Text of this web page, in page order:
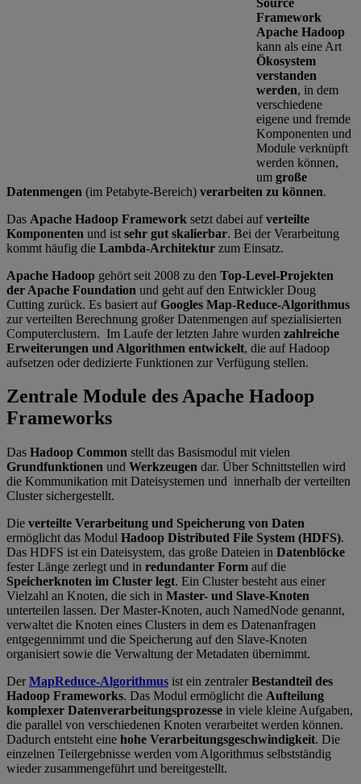
Framework
Apache Hadoop
kann als eine Art
Ökosystem
verstanden
werden, in dem
verschiedene
eigene und fremde
Komponenten und
Module verknüpft
werden können,
um große
Datenmengen (im Petabyte-Bereich) verarbeiten zu können.
Das Apache Hadoop Framework setzt dabei aufverteilte
Komponenten und ist sehr gut skalierbar. Bei der Verarbeitung
kommt häufig die Lambda-Architektur zum Einsatz.
Apache Hadoop gehört seit 2008 zu den Top-Level-Projekten
der Apache Foundation und geht auf den Entwickler Doug
Cutting zurück. Es basiert aufGoogles Map-Reduce-Algorithmus
zur verteilten Berechnung großer Datenmengen auf spezialisierten
Computerclustern. Im Laufe der letzten Jahre wurden zahlreiche
Erweiterungen und Algorithmen entwickelt, die auf Hadoop
aufsetzen oder dedizierte Funktionen zur Verfügung stellen.
Zentrale Module des Apache Hadoop
Frameworks
Das Hadoop Common stellt das Basismodul mit vielen
Grundfunktionen und Werkzeugen dar. Über Schnittstellen wird
die Kommunikation mit Dateisystemen und innerhalb der verteilten
Cluster sichergestellt.
Die verteilte Verarbeitung und Speicherung von Daten
ermöglicht das Modul Hadoop Distributed File System (HDFS).
Das HDFS ist ein Dateisystem, das große Dateien in Datenblöcke
fester Länge zerlegt und in redundanter Form auf die
Speicherknoten im Cluster legt. Ein Cluster besteht aus einer
Vielzahl an Knoten, die sich in Master- und Slave-Knoten
unterteilen lassen. Der Master-Knoten, auch NamedNode genannt,
verwaltet die Knoten eines Clusters in dem es Datenanfragen
entgegennimmt und die Speicherung auf den Slave-Knoten
organisiert sowie die Verwaltung der Metadaten übernimmt.
DerMapReduce-Algorithmus ist ein zentralerBestandteil des
Hadoop Frameworks. Das Modul ermöglicht die Aufteilung
komplexer Datenverarbeitungsprozesse in viele kleine Aufgaben,
die parallel von verschiedenen Knoten verarbeitet werden können.
Dadurch entsteht eine hohe Verarbeitungsgeschwindigkeit. Die
einzelnen Teilergebnisse werden vom Algorithmus selbstständig
wieder zusammengeführt und bereitgestellt.